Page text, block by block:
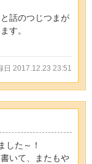
話のつじつまが
す。
日 2017.12.23 23:51
した～！
いて、またもや